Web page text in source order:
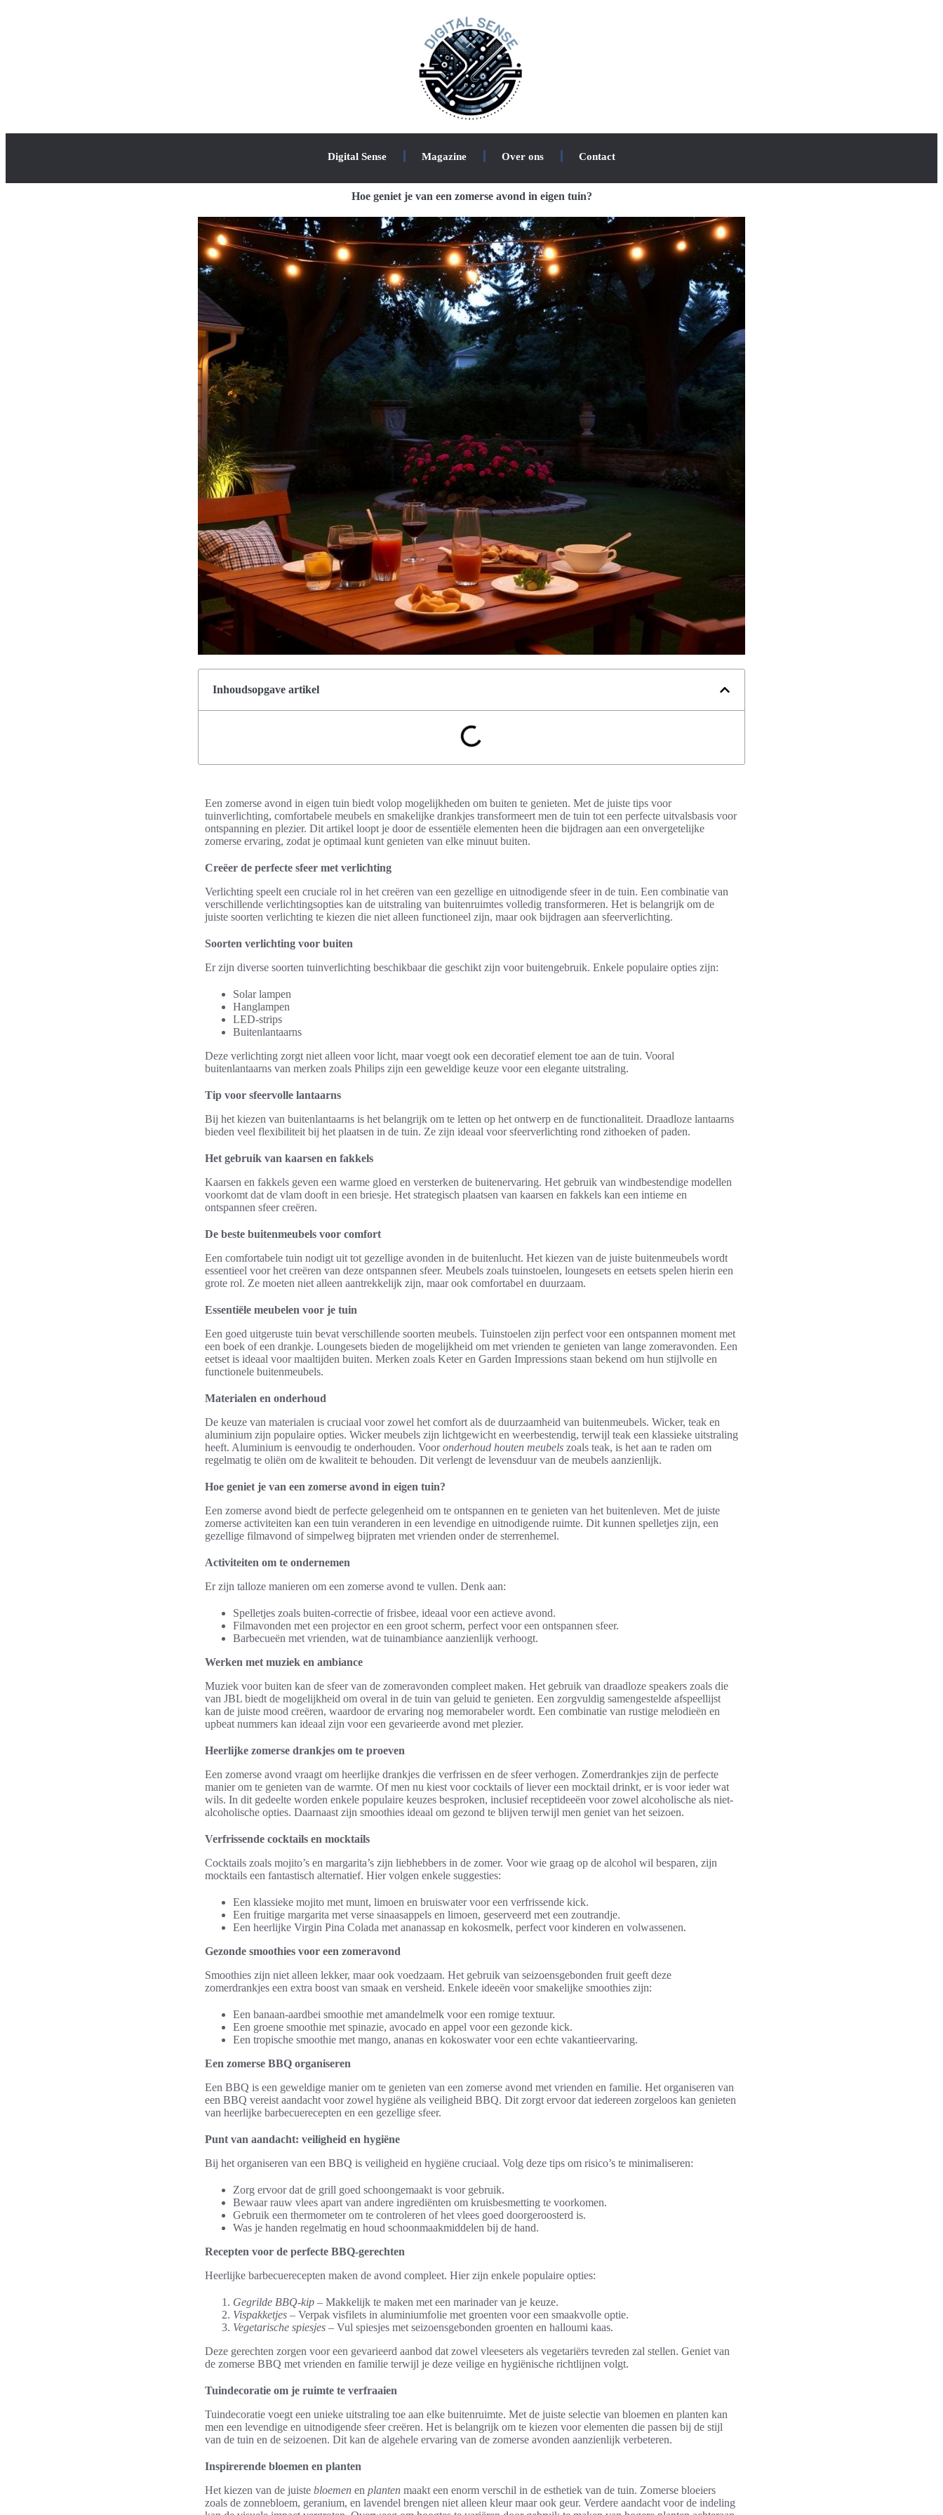
Digital Sense Magazine Over ons Contact
Hoe geniet je van een zomerse avond in eigen tuin?
Inhoudsopgave artikel
Een zomerse avond in eigen tuin biedt volop mogelijkheden om buiten te genieten. Met de juiste tips voor
tuinverlichting, comfortabele meubels en smakelijke drankjes transformeert men de tuin tot een perfecte uitvalsbasis voor
ontspanning en plezier. Dit artikel loopt je door de essentiële elementen heen die bijdragen aan een onvergetelijke
zomerse ervaring, zodat je optimaal kunt genieten van elke minuut buiten.
Creëer de perfecte sfeer met verlichting
Verlichting speelt een cruciale rol in het creëren van een gezellige en uitnodigende sfeer in de tuin. Een combinatie van
verschillende verlichtingsopties kan de uitstraling van buitenruimtes volledig transformeren. Het is belangrijk om de
juiste soorten verlichting te kiezen die niet alleen functioneel zijn, maar ook bijdragen aan sfeerverlichting.
Soorten verlichting voor buiten
Er zijn diverse soorten tuinverlichting beschikbaar die geschikt zijn voor buitengebruik. Enkele populaire opties zijn:
Solar lampen
Hanglampen
LED-strips
Buitenlantaarns
Deze verlichting zorgt niet alleen voor licht, maar voegt ook een decoratief element toe aan de tuin. Vooral
buitenlantaarns van merken zoals Philips zijn een geweldige keuze voor een elegante uitstraling.
Tip voor sfeervolle lantaarns
Bij het kiezen van buitenlantaarns is het belangrijk om te letten op het ontwerp en de functionaliteit. Draadloze lantaarns
bieden veel flexibiliteit bij het plaatsen in de tuin. Ze zijn ideaal voor sfeerverlichting rond zithoeken of paden.
Het gebruik van kaarsen en fakkels
Kaarsen en fakkels geven een warme gloed en versterken de buitenervaring. Het gebruik van windbestendige modellen
voorkomt dat de vlam dooft in een briesje. Het strategisch plaatsen van kaarsen en fakkels kan een intieme en
ontspannen sfeer creëren.
De beste buitenmeubels voor comfort
Een comfortabele tuin nodigt uit tot gezellige avonden in de buitenlucht. Het kiezen van de juiste buitenmeubels wordt
essentieel voor het creëren van deze ontspannen sfeer. Meubels zoals tuinstoelen, loungesets en eetsets spelen hierin een
grote rol. Ze moeten niet alleen aantrekkelijk zijn, maar ook comfortabel en duurzaam.
Essentiële meubelen voor je tuin
Een goed uitgeruste tuin bevat verschillende soorten meubels. Tuinstoelen zijn perfect voor een ontspannen moment met
een boek of een drankje. Loungesets bieden de mogelijkheid om met vrienden te genieten van lange zomeravonden. Een
eetset is ideaal voor maaltijden buiten. Merken zoals Keter en Garden Impressions staan bekend om hun stijlvolle en
functionele buitenmeubels.
Materialen en onderhoud
De keuze van materialen is cruciaal voor zowel het comfort als de duurzaamheid van buitenmeubels. Wicker, teak en
aluminium zijn populaire opties. Wicker meubels zijn lichtgewicht en weerbestendig, terwijl teak een klassieke uitstraling
heeft. Aluminium is eenvoudig te onderhouden. Vooronderhoud houten meubels zoals teak, is het aan te raden om
regelmatig te oliën om de kwaliteit te behouden. Dit verlengt de levensduur van de meubels aanzienlijk.
Hoe geniet je van een zomerse avond in eigen tuin?
Een zomerse avond biedt de perfecte gelegenheid om te ontspannen en te genieten van het buitenleven. Met de juiste
zomerse activiteiten kan een tuin veranderen in een levendige en uitnodigende ruimte. Dit kunnen spelletjes zijn, een
gezellige filmavond of simpelweg bijpraten met vrienden onder de sterrenhemel.
Activiteiten om te ondernemen
Er zijn talloze manieren om een zomerse avond te vullen. Denk aan:
Spelletjes zoals buiten-correctie of frisbee, ideaal voor een actieve avond.
Filmavonden met een projector en een groot scherm, perfect voor een ontspannen sfeer.
Barbecueën met vrienden, wat de tuinambiance aanzienlijk verhoogt.
Werken met muziek en ambiance
Muziek voor buiten kan de sfeer van de zomeravonden compleet maken. Het gebruik van draadloze speakers zoals die
van JBL biedt de mogelijkheid om overal in de tuin van geluid te genieten. Een zorgvuldig samengestelde afspeellijst
kan de juiste mood creëren, waardoor de ervaring nog memorabeler wordt. Een combinatie van rustige melodieën en
upbeat nummers kan ideaal zijn voor een gevarieerde avond met plezier.
Heerlijke zomerse drankjes om te proeven
Een zomerse avond vraagt om heerlijke drankjes die verfrissen en de sfeer verhogen. Zomerdrankjes zijn de perfecte
manier om te genieten van de warmte. Of men nu kiest voor cocktails of liever een mocktail drinkt, er is voor ieder wat
wils. In dit gedeelte worden enkele populaire keuzes besproken, inclusief receptideeën voor zowel alcoholische als niet-
alcoholische opties. Daarnaast zijn smoothies ideaal om gezond te blijven terwijl men geniet van het seizoen.
Verfrissende cocktails en mocktails
Cocktails zoals mojito’s en margarita’s zijn liebhebbers in de zomer. Voor wie graag op de alcohol wil besparen, zijn
mocktails een fantastisch alternatief. Hier volgen enkele suggesties:
Een klassieke mojito met munt, limoen en bruiswater voor een verfrissende kick.
Een fruitige margarita met verse sinaasappels en limoen, geserveerd met een zoutrandje.
Een heerlijke Virgin Pina Colada met ananassap en kokosmelk, perfect voor kinderen en volwassenen.
Gezonde smoothies voor een zomeravond
Smoothies zijn niet alleen lekker, maar ook voedzaam. Het gebruik van seizoensgebonden fruit geeft deze
zomerdrankjes een extra boost van smaak en versheid. Enkele ideeën voor smakelijke smoothies zijn:
Een banaan-aardbei smoothie met amandelmelk voor een romige textuur.
Een groene smoothie met spinazie, avocado en appel voor een gezonde kick.
Een tropische smoothie met mango, ananas en kokoswater voor een echte vakantieervaring.
Een zomerse BBQ organiseren
Een BBQ is een geweldige manier om te genieten van een zomerse avond met vrienden en familie. Het organiseren van
een BBQ vereist aandacht voor zowel hygiëne als veiligheid BBQ. Dit zorgt ervoor dat iedereen zorgeloos kan genieten
van heerlijke barbecuerecepten en een gezellige sfeer.
Punt van aandacht: veiligheid en hygiëne
Bij het organiseren van een BBQ is veiligheid en hygiëne cruciaal. Volg deze tips om risico’s te minimaliseren:
Zorg ervoor dat de grill goed schoongemaakt is voor gebruik.
Bewaar rauw vlees apart van andere ingrediënten om kruisbesmetting te voorkomen.
Gebruik een thermometer om te controleren of het vlees goed doorgeroosterd is.
Was je handen regelmatig en houd schoonmaakmiddelen bij de hand.
Recepten voor de perfecte BBQ-gerechten
Heerlijke barbecuerecepten maken de avond compleet. Hier zijn enkele populaire opties:
Gegrilde BBQ-kip – Makkelijk te maken met een marinader van je keuze.
Vispakketjes – Verpak visfilets in aluminiumfolie met groenten voor een smaakvolle optie.
Vegetarische spiesjes – Vul spiesjes met seizoensgebonden groenten en halloumi kaas.
Deze gerechten zorgen voor een gevarieerd aanbod dat zowel vleeseters als vegetariërs tevreden zal stellen. Geniet van
de zomerse BBQ met vrienden en familie terwijl je deze veilige en hygiënische richtlijnen volgt.
Tuindecoratie om je ruimte te verfraaien
Tuindecoratie voegt een unieke uitstraling toe aan elke buitenruimte. Met de juiste selectie van bloemen en planten kan
men een levendige en uitnodigende sfeer creëren. Het is belangrijk om te kiezen voor elementen die passen bij de stijl
van de tuin en de seizoenen. Dit kan de algehele ervaring van de zomerse avonden aanzienlijk verbeteren.
Inspirerende bloemen en planten
Het kiezen van de juiste bloemen en planten maakt een enorm verschil in de esthetiek van de tuin. Zomerse bloeiers
zoals de zonnebloem, geranium, en lavendel brengen niet alleen kleur maar ook geur. Verdere aandacht voor de indeling